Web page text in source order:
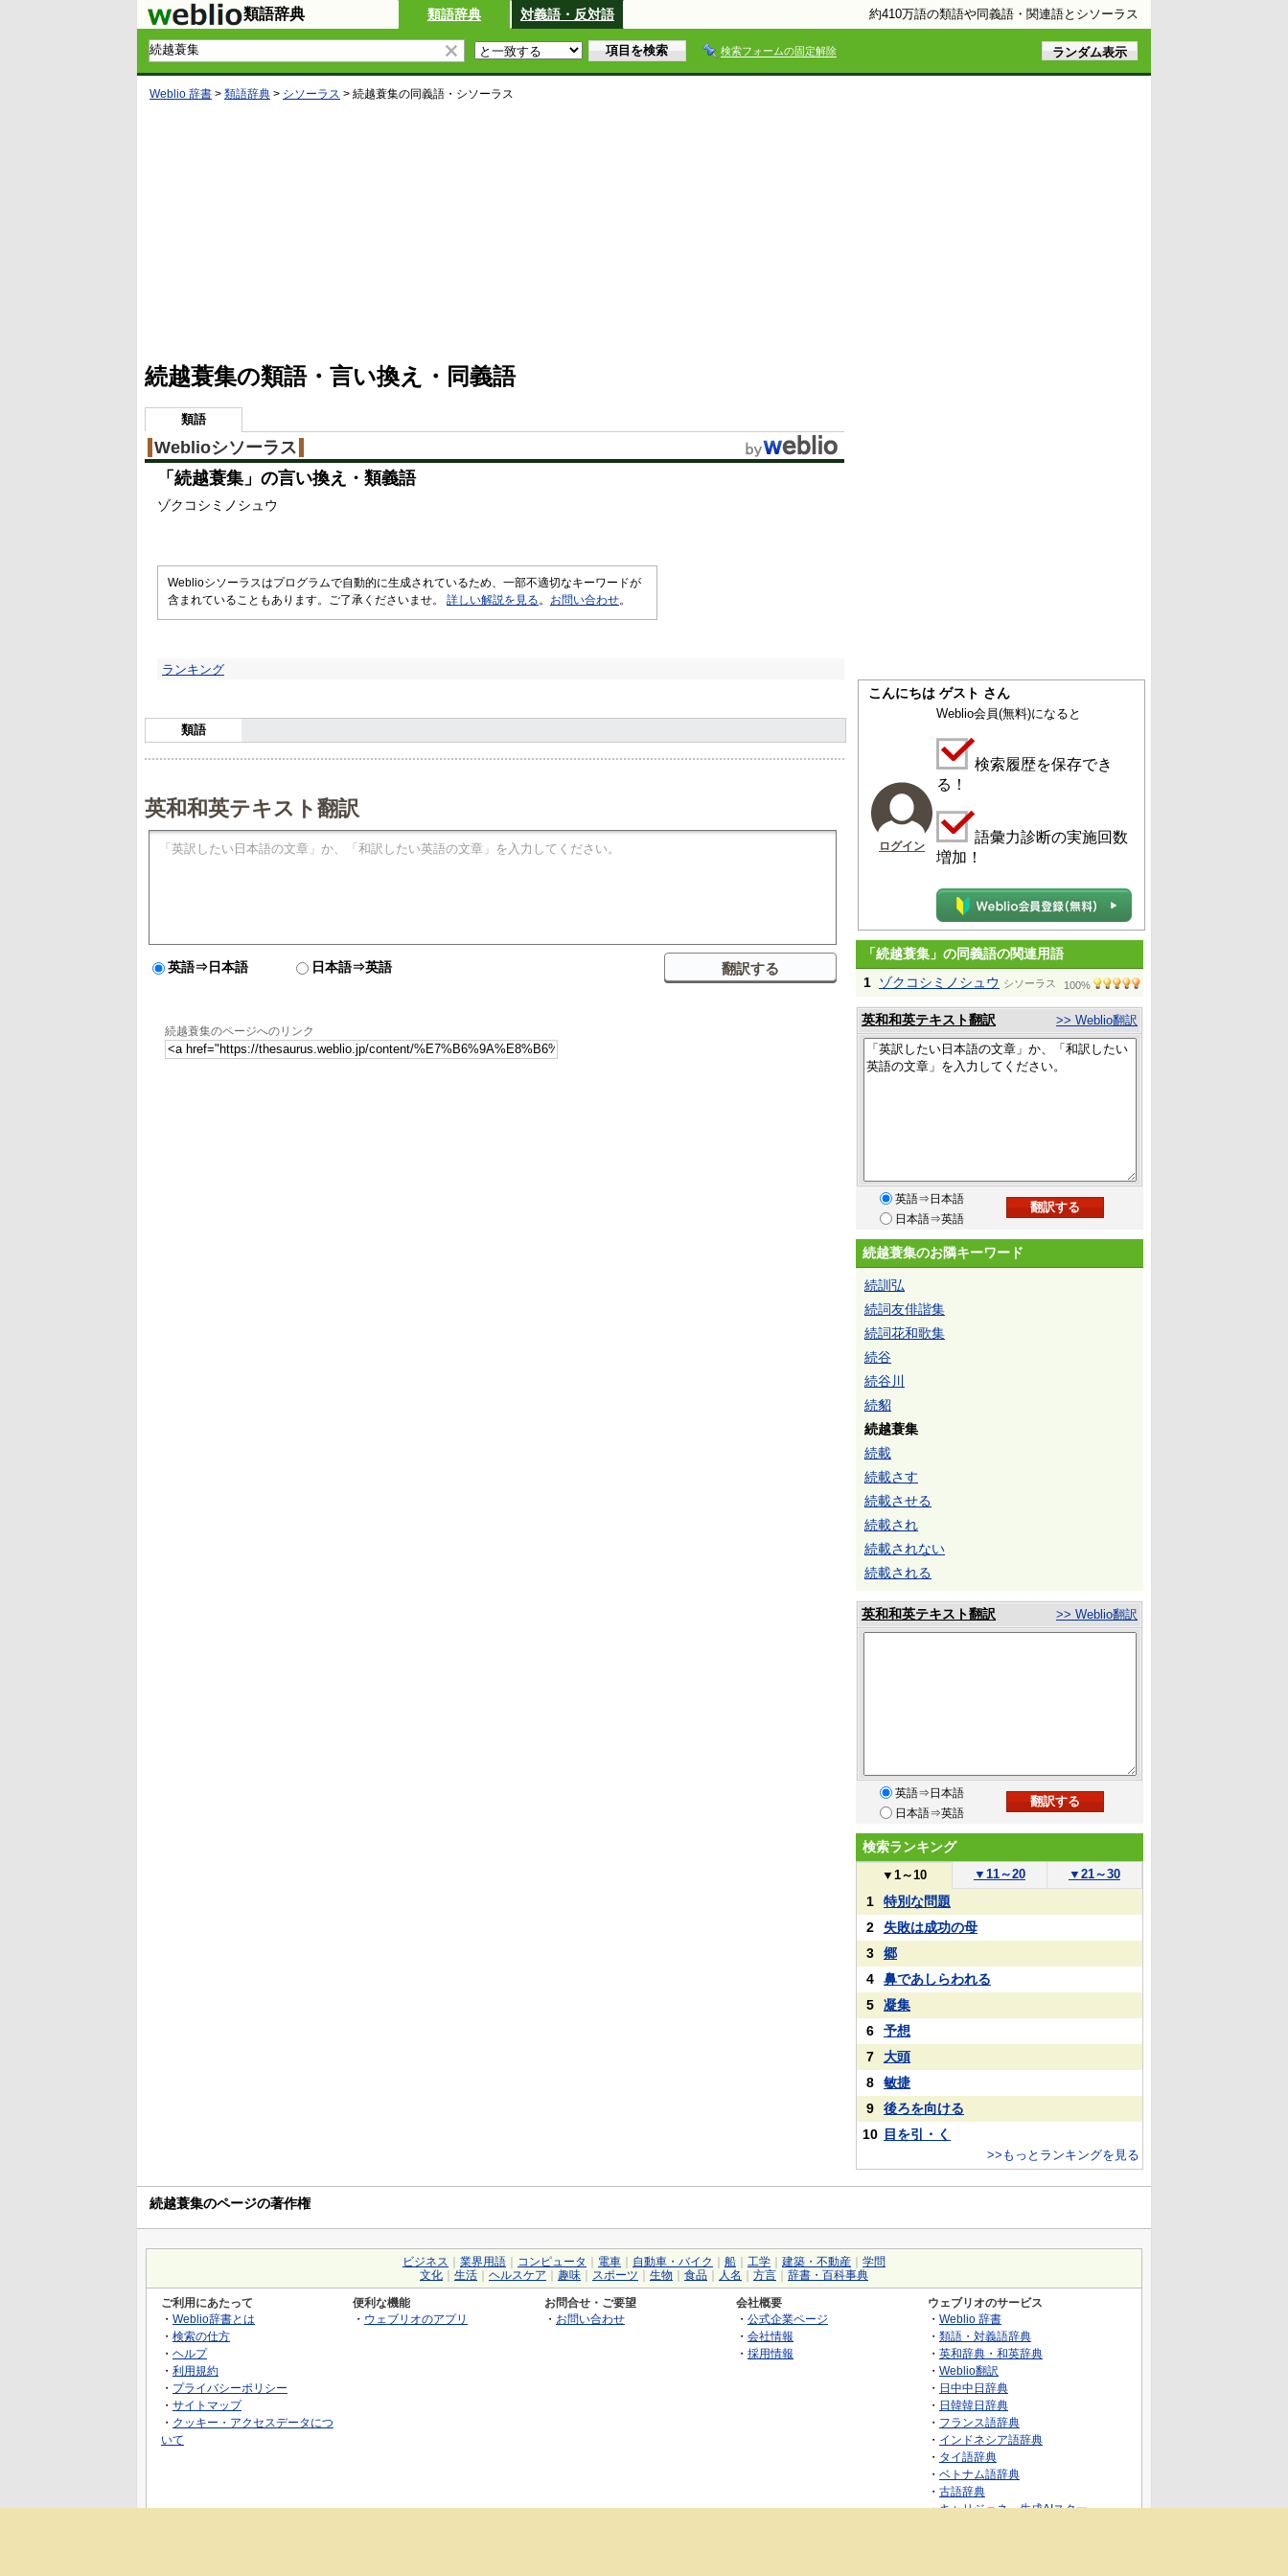
類語辞典 類語辞典 対義語・反対語 約410万語の類語や同義語・関連語とシソーラス
検索フォームの固定解除
Weblio 辞書 > 類語辞典 > シソーラス > 続越蓑集の同義語・シソーラス
4
1
.
%
続越蓑集の類語・言い換え・同義語
類語
Weblioシソーラス
「 続越蓑集 」の言い換え・類義語
ゾクコシミノシュウ
Weblioシソーラスはプログラムで自動的に生成されているため、一部不適切なキーワードが
含まれていることもあります。ご了承くださいませ。 詳しい解説を見る 。 お問い合わせ。
ランキング
類語
英和和英テキスト翻訳
英語⇒日本語 日本語⇒英語
続越蓑集のページへのリンク
こんにちは ゲスト さん
ログイン
Weblio会員(無料)になると
検索履歴を保存でき
る！
語彙力診断の実施回数
増加！
「続越蓑集」の同義語の関連用語
1 ゾクコシミノシュウ シソーラス 100%
英和和英テキスト翻訳 >> Weblio翻訳
英語⇒日本語
日本語⇒英語
続越蓑集のお隣キーワード
続訓弘
続詞友俳諧集
続詞花和歌集
続谷
続谷川
続貂
続越蓑集
続載
続載さす
続載させる
続載され
続載されない
続載される
英和和英テキスト翻訳 >> Weblio翻訳
英語⇒日本語
日本語⇒英語
検索ランキング
▼ 1～10 ▼ 11～20 ▼ 21～30
1
特別な問題
2
失敗は成功の母
3
郷
4
鼻であしらわれる
5
凝集
6
予想
7
大頭
8
敏捷
9
後ろを向ける
10 目を引・く
>>もっとランキングを見る
続越蓑集のページの著作権
ビジネス 業界用語 コンピュータ 電車 自動車・バイク 船 工学 建築・不動産
学問
文化
生活 ヘルスケア 趣味 スポーツ 生物 食品 人名 方言 辞書・百科事典
ご利用にあたって
・ Weblio辞書とは
・ 検索の仕方
・ ヘルプ
・ 利用規約
・ プライバシーポリシー
・ サイトマップ
・ クッキー・アクセスデータにつ
いて
便利な機能
・ ウェブリオのアプリ
お問合せ・ご要望
・ お問い合わせ
会社概要
・ 公式企業ページ
・ 会社情報
・ 採用情報
ウェブリオのサービス
・ Weblio 辞書
・ 類語・対義語辞典
・ 英和辞典・和英辞典
・ Weblio翻訳
・ 日中中日辞典
・ 日韓韓日辞典
・ フランス語辞典
・ インドネシア語辞典
・ タイ語辞典
・ ベトナム語辞典
・ 古語辞典
・キャリジェネ～生成AIスクー